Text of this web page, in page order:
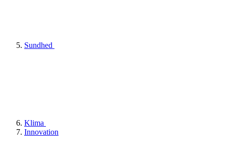
Sundhed
Klima
Innovation